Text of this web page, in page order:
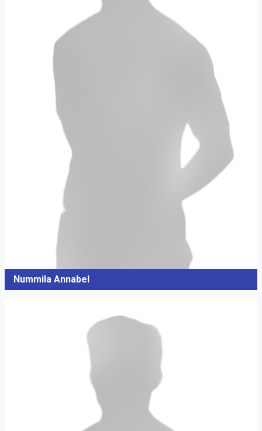
Nummila Annabel